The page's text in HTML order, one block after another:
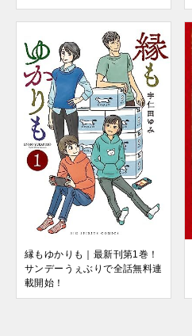
縁もゆかりも｜最新刊第1巻！
サンデーうぇぶりで全話無料連
載開始！